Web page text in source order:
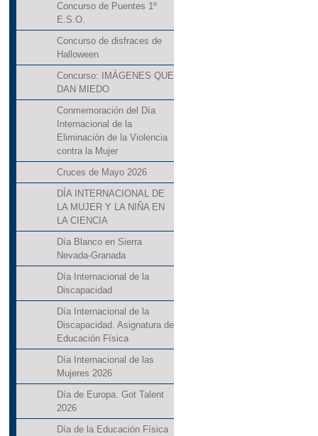
Concurso de Puentes 1º
E.S.O.
Concurso de disfraces de
Halloween
Concurso: IMÁGENES QUE
DAN MIEDO
Conmemoración del Día
Internacional de la
Eliminación de la Violencia
contra la Mujer
Cruces de Mayo 2026
DÍA INTERNACIONAL DE
LA MUJER Y LA NIÑA EN
LA CIENCIA
Día Blanco en Sierra
Nevada-Granada
Día Internacional de la
Discapacidad
Día Internacional de la
Discapacidad. Asignatura de
Educación Física
Día Internacional de las
Mujeres 2026
Día de Europa. Got Talent
2026
Día de la Educación Física